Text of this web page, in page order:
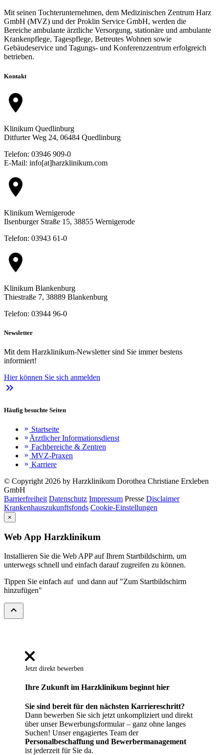
Mit seinen Tochterunternehmen, dem Medizinischen Zentrum Harz
GmbH (MVZ) und der Proklin Service GmbH, werden die
Bereiche ambulante ärztliche Versorgung, stationäre und ambulante
Krankenpflege, Tagespflege, Betreutes Wohnen sowie
Gebäudeservice und Tagungs- und Konferenzzentrum erfolgreich
betrieben.
Kontakt
location_on
Klinikum Quedlinburg
Ditfurter Weg 24, 06484 Quedlinburg
Telefon: 03946 909-0
E-Mail: info[at]harzklinikum.com
location_on
Klinikum Wernigerode
Ilsenburger Straße 15, 38855 Wernigerode
Telefon: 03943 61-0
location_on
Klinikum Blankenburg
Thiestraße 7, 38889 Blankenburg
Telefon: 03944 96-0
Newsletter
Mit dem Harzklinikum-Newsletter sind Sie immer bestens
informiert!
Hier können Sie sich anmelden
keyboard_double_arrow_right
Häufig besuchte Seiten
keyboard_double_arrow_right Startseite
keyboard_double_arrow_rightÄrztlicher Informationsdienst
keyboard_double_arrow_right Fachbereiche & Zentren
keyboard_double_arrow_right MVZ-Praxen
keyboard_double_arrow_right Karriere
© Copyright 2026 by Harzklinikum Dorothea Christiane Erxleben
GmbH
Barrierfreiheit Datenschutz Impressum Presse Disclaimer
Krankenhauszukunftsfonds Cookie-Einstellungen
×
Web App Harzklinikum
Installieren Sie die Web APP auf Ihrem Startbildschirm, um
unterwegs schnell und einfach darauf zugreifen zu können.
Tippen Sie einfach auf und dann auf "Zum Startbildschirm
hinzufügen"
expand_less
Jetzt direkt bewerben
Ihre Zukunft im Harzklinikum beginnt hier
Sie sind bereit für den nächsten Karriereschritt?
Dann bewerben Sie sich jetzt unkompliziert und direkt
über unser Bewerbungsformular – ganz ohne langes
Suchen! Unser engagiertes Team der
Personalbeschaffung und Bewerbermanagement
ist jederzeit für Sie da.